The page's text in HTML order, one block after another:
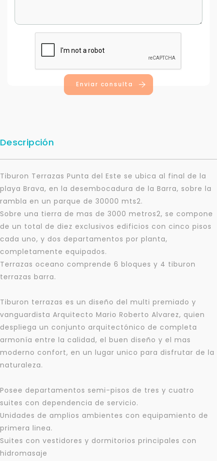
Enviar consulta
Descripción
Tiburon Terrazas Punta del Este se ubica al final de la
playa Brava, en la desembocadura de la Barra, sobre la
rambla en un parque de 30000 mts2.
Sobre una tierra de mas de 3000 metros2, se compone
de un total de diez exclusivos edificios con cinco pisos
cada uno, y dos departamentos por planta,
completamente equipados.
Terrazas oceano comprende 6 bloques y 4 tiburon
terrazas barra.
Tiburon terrazas es un diseño del multi premiado y
vanguardista Arquitecto Mario Roberto Alvarez, quien
despliega un conjunto arquitectónico de completa
armonía entre la calidad, el buen diseño y el mas
moderno confort, en un lugar unico para disfrutar de la
naturaleza.
Posee departamentos semi-pisos de tres y cuatro
suites con dependencia de servicio.
Unidades de amplios ambientes con equipamiento de
primera linea.
Suites con vestidores y dormitorios principales con
hidromasaje